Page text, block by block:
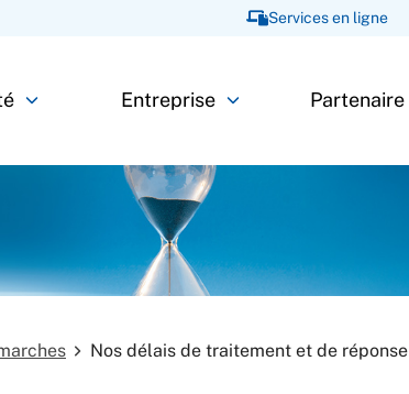
Services en ligne
Entreprise Partenaire
Nos délais de traitement et de réponse